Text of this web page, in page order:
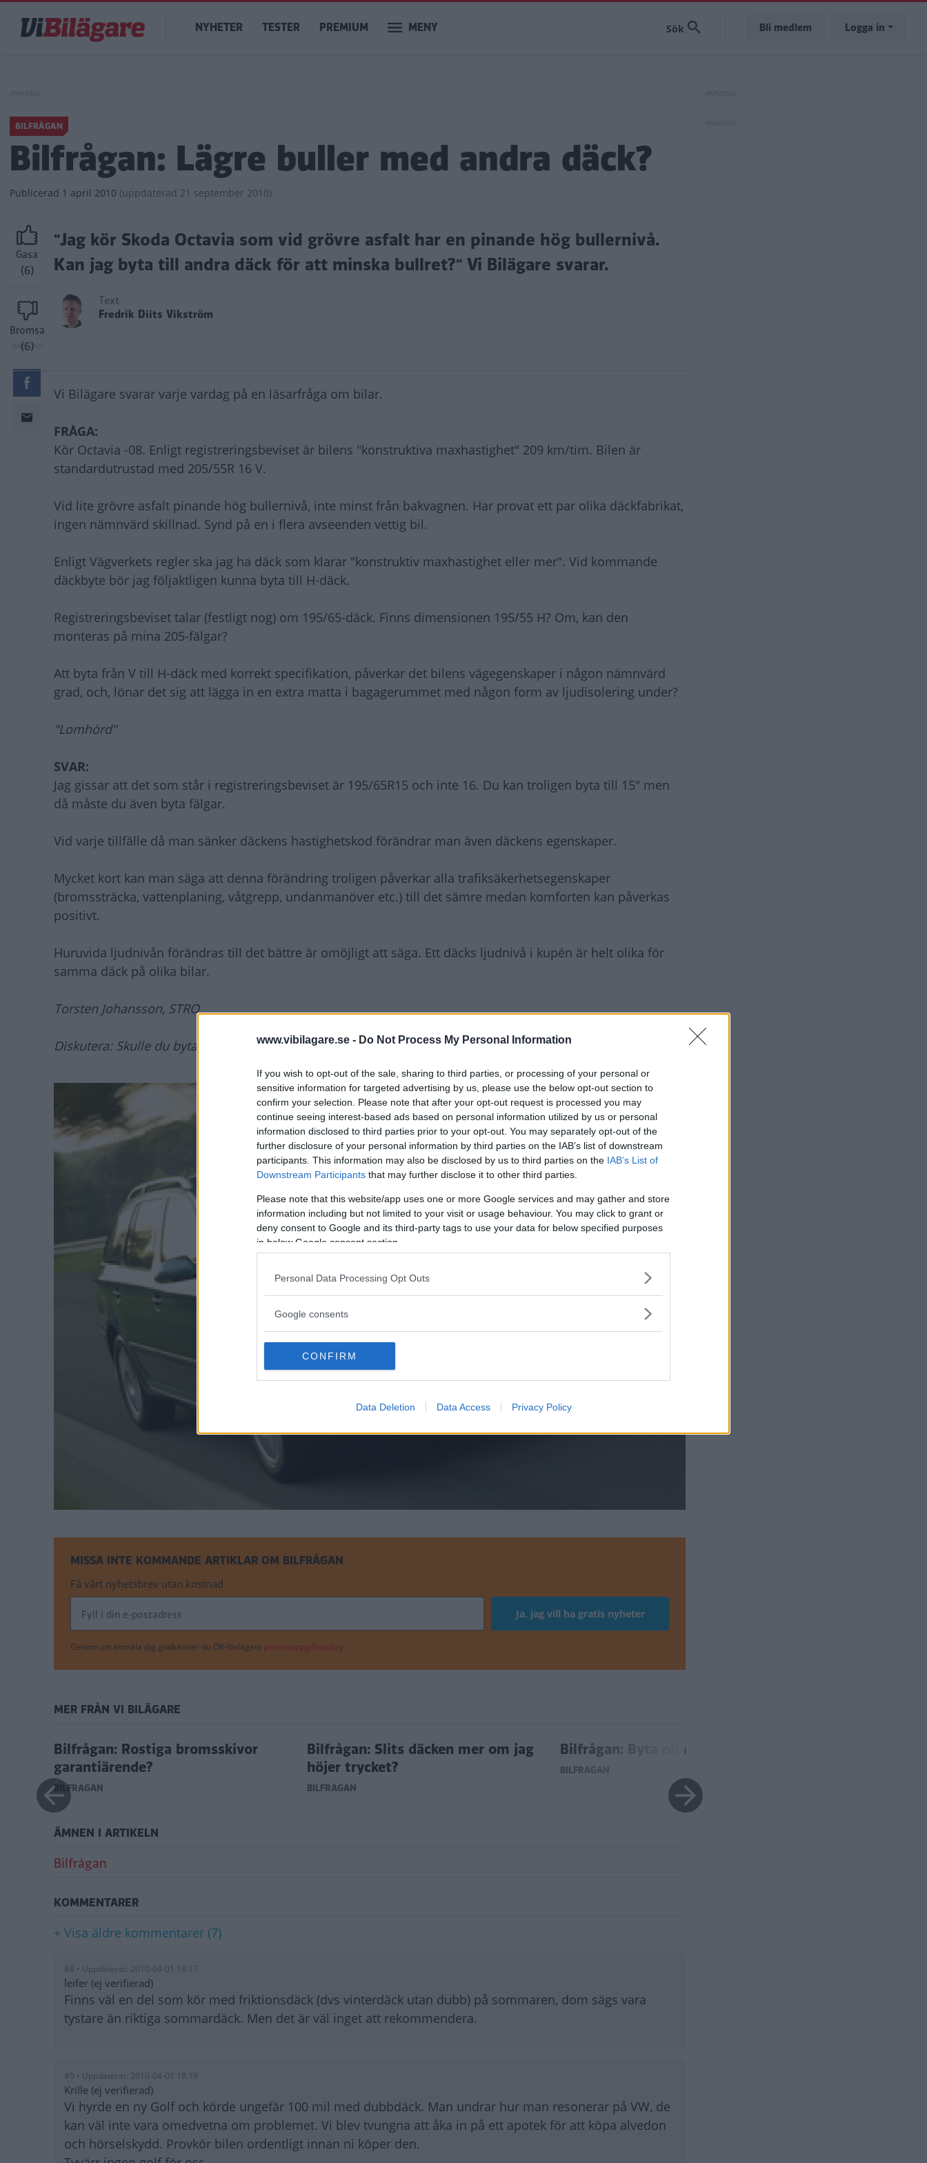
www.vibilagare.se - Do Not Process My Personal Information
If you wish to opt-out of the sale, sharing to third parties, or processing of your personal or
sensitive information for targeted advertising by us, please use the below opt-out section to
confirm your selection. Please note that after your opt-out request is processed you may
continue seeing interest-based ads based on personal information utilized by us or personal
information disclosed to third parties prior to your opt-out. You may separately opt-out of the
further disclosure of your personal information by third parties on the IAB’s list of downstream
participants. This information may also be disclosed by us to third parties on the IAB’s List of
Downstream Participants that may further disclose it to other third parties.
Please note that this website/app uses one or more Google services and may gather and store
information including but not limited to your visit or usage behaviour. You may click to grant or
deny consent to Google and its third-party tags to use your data for below specified purposes
in below Google consent section.
Personal Data Processing Opt Outs
Google consents
CONFIRM
Data Deletion Data Access Privacy Policy
huvudinnehåll
Main
navigation
NYHETER TESTER PREMIUM MENY Bli medlem Logga in
BILFRÅGAN
Bilfrågan: Lägre buller med andra däck?
Publicerad 1 april 2010 (uppdaterad 21 september 2010)
Gasa
(6)
Bromsa
(6)
"Jag kör Skoda Octavia som vid grövre asfalt har en pinande hög bullernivå.
Kan jag byta till andra däck för att minska bullret?" Vi Bilägare svarar.
Text
Fredrik Diits Vikström
Vi Bilägare svarar varje vardag på en läsarfråga om bilar.
FRÅGA:
Kör Octavia -08. Enligt registreringsbeviset är bilens "konstruktiva maxhastighet" 209 km/tim. Bilen är
standardutrustad med 205/55R 16 V.
Vid lite grövre asfalt pinande hög bullernivå, inte minst från bakvagnen. Har provat ett par olika däckfabrikat,
ingen nämnvärd skillnad. Synd på en i flera avseenden vettig bil.
Enligt Vägverkets regler ska jag ha däck som klarar "konstruktiv maxhastighet eller mer". Vid kommande
däckbyte bör jag följaktligen kunna byta till H-däck.
Registreringsbeviset talar (festligt nog) om 195/65-däck. Finns dimensionen 195/55 H? Om, kan den
monteras på mina 205-fälgar?
Att byta från V till H-däck med korrekt specifikation, påverkar det bilens vägegenskaper i någon nämnvärd
grad, och, lönar det sig att lägga in en extra matta i bagagerummet med någon form av ljudisolering under?
"Lomhörd"
SVAR:
Jag gissar att det som står i registreringsbeviset är 195/65R15 och inte 16. Du kan troligen byta till 15" men
då måste du även byta fälgar.
Vid varje tillfälle då man sänker däckens hastighetskod förändrar man även däckens egenskaper.
Mycket kort kan man säga att denna förändring troligen påverkar alla trafiksäkerhetsegenskaper
(bromssträcka, vattenplaning, våtgrepp, undanmanöver etc.) till det sämre medan komforten kan påverkas
positivt.
Huruvida ljudnivån förändras till det bättre är omöjligt att säga. Ett däcks ljudnivå i kupén är helt olika för
samma däck på olika bilar.
Torsten Johansson, STRO
Diskutera: Skulle du byta till andra däck för att minska bullret? Vad kan annars göras?
MISSA INTE KOMMANDE ARTIKLAR OM BILFRÅGAN
Få vårt nyhetsbrev utan kostnad
Genom att anmäla dig godkänner du OK-förlagets personuppgiftspolicy.
MER FRÅN VI BILÄGARE
Bilfrågan: Rostiga bromsskivor
garantiärende?
BILFRÅGAN
Bilfrågan: Slits däcken mer om jag
höjer trycket?
BILFRÅGAN
Bilfrågan: Byta olja i automatlådan?
BILFRÅGAN
ÄMNEN I ARTIKELN
Bilfrågan
KOMMENTARER
+ Visa äldre kommentarer (7)
#8 • Uppdaterat: 2010-04-01 18:17
leifer (ej verifierad)
Finns väl en del som kör med friktionsdäck (dvs vinterdäck utan dubb) på sommaren, dom sägs vara
tystare än riktiga sommardäck. Men det är väl inget att rekommendera.
#9 • Uppdaterat: 2010-04-01 18:19
Krille (ej verifierad)
Vi hyrde en ny Golf och körde ungefär 100 mil med dubbdäck. Man undrar hur man resonerar på VW, de
kan väl inte vara omedvetna om problemet. Vi blev tvungna att åka in på ett apotek för att köpa alvedon
och hörselskydd. Provkör bilen ordentligt innan ni köper den.